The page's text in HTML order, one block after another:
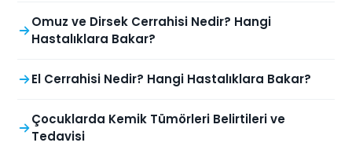
Omuz ve Dirsek Cerrahisi Nedir? Hangi
Hastalıklara Bakar?
El Cerrahisi Nedir? Hangi Hastalıklara Bakar?
Çocuklarda Kemik Tümörleri Belirtileri ve
Tedavisi